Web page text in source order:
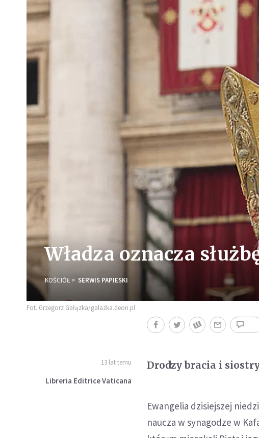
Władza oznacza
KOŚCIÓŁ SERWIS PAPIESKI
Fot. Grzegorz Gałązka/galazka.deon.pl
13 lat temu
Libreria Editrice Vaticana
Drodzy bracia i
Ewangelia dzisiejszej
naucza w synagodze w